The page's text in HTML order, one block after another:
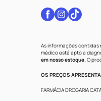
As informações contidas
médico está apto a
em nosso estoque.O
OS PREÇOS
FARMÁCIA DROGARIA